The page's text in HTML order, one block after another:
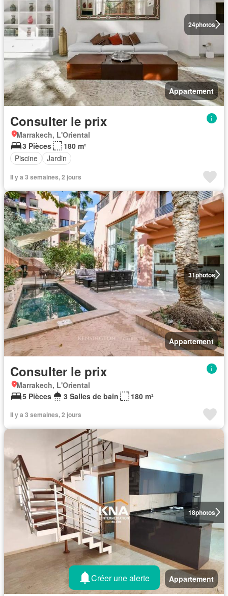
24photos
Appartement
Consulter le prix
Marrakech, L'Oriental
3 Pièces
180 m²
Piscine
Jardin
Il y a 3 semaines, 2 jours
31photos
Appartement
Consulter le prix
Marrakech, L'Oriental
5 Pièces
3 Salles de bain 180 m²
Il y a 3 semaines, 2 jours
18photos
Appartement
Créer une alerte